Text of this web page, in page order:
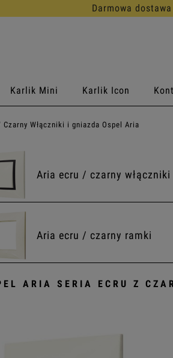
30 dni na
Karlik Mini Karlik Icon
Czarny Włączniki i gniazda Ospel Aria
Aria ecru / czarny włączniki
Aria ecru / czarny ramki
ARIA SERIA ECRU Z